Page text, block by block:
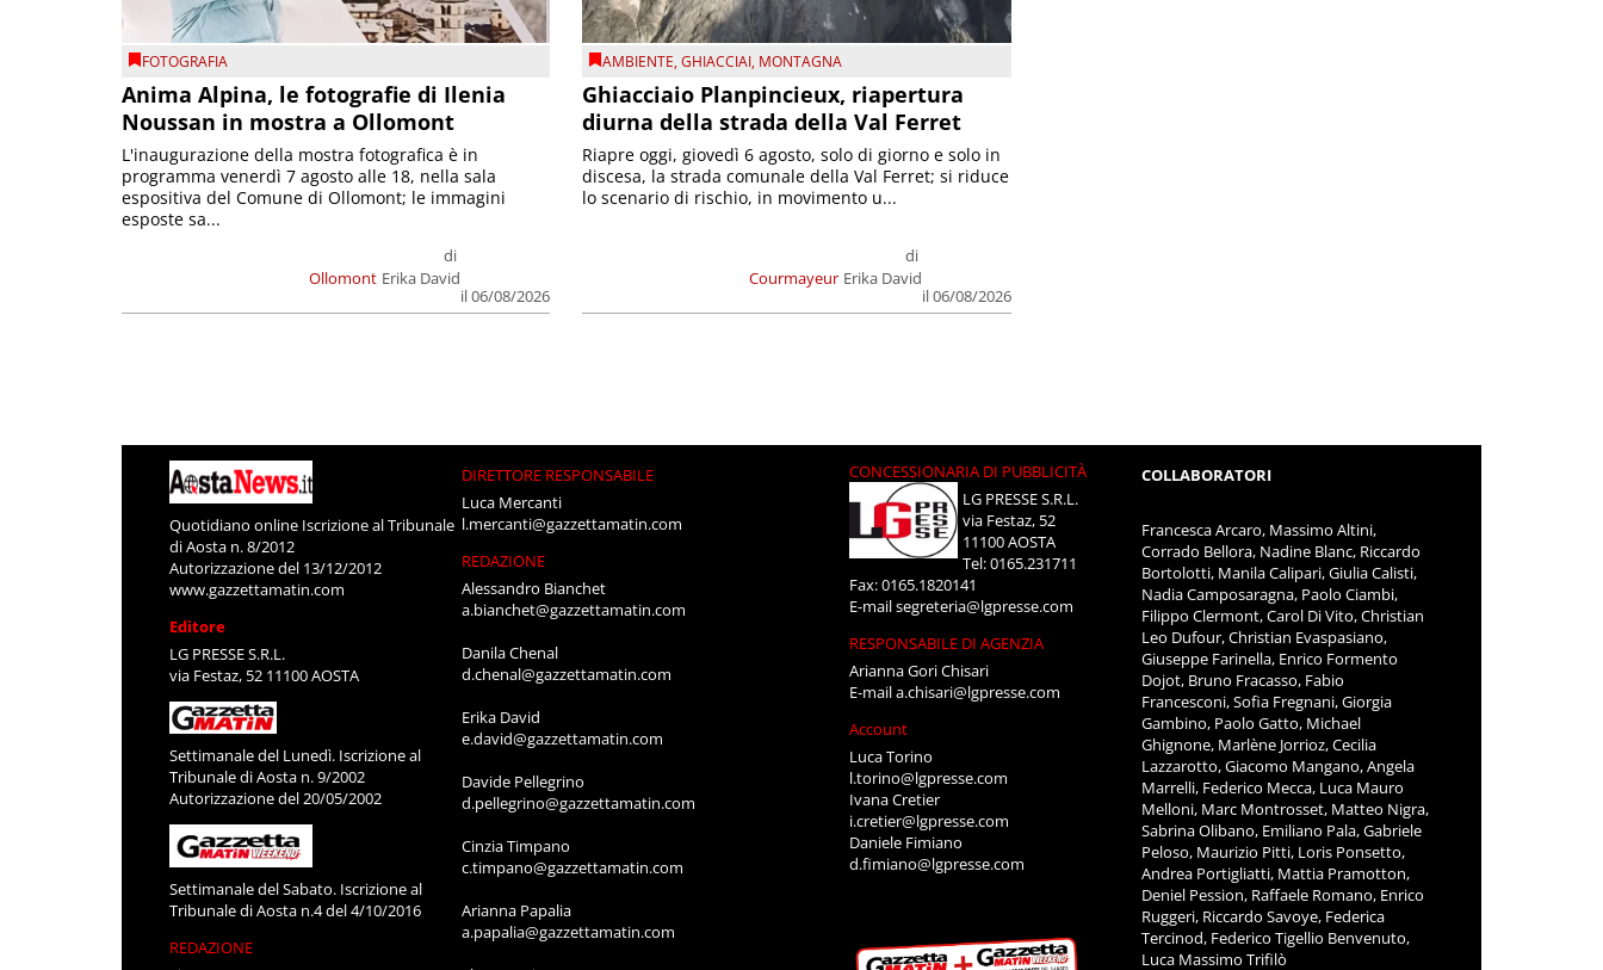
FOTOGRAFIA
Anima Alpina, le fotografie di Ilenia
Noussan in mostra a Ollomont
Ollomont
di
Erika David
il 06/08/2026
L'inaugurazione della mostra fotografica è in
programma venerdì 7 agosto alle 18, nella sala
espositiva del Comune di Ollomont; le immagini
esposte sa...
AMBIENTE,GHIACCIAI, MONTAGNA
Ghiacciaio Planpincieux, riapertura
diurna della strada della Val Ferret
Courmayeur
di
Erika David
il 06/08/2026
Riapre oggi, giovedì 6 agosto, solo di giorno e solo in
discesa, la strada comunale della Val Ferret; si riduce
lo scenario di rischio, in movimento u...
Quotidiano online Iscrizione al Tribunale
di Aosta n. 8/2012
Autorizzazione del 13/12/2012
www.gazzettamatin.com
Editore
LG PRESSE S.R.L.
via Festaz, 52 11100 AOSTA
Settimanale del Lunedì. Iscrizione al
Tribunale di Aosta n. 9/2002
Autorizzazione del 20/05/2002
Settimanale del Sabato. Iscrizione al
Tribunale di Aosta n.4 del 4/10/2016
REDAZIONE
DIRETTORE RESPONSABILE
Luca Mercanti
l.mercanti@gazzettamatin.com
REDAZIONE
Alessandro Bianchet
a.bianchet@gazzettamatin.com
Danila Chenal
d.chenal@gazzettamatin.com
Erika David
e.david@gazzettamatin.com
Davide Pellegrino
d.pellegrino@gazzettamatin.com
Cinzia Timpano
c.timpano@gazzettamatin.com
Arianna Papalia
a.papalia@gazzettamatin.com
CONCESSIONARIA DI PUBBLICITÀ
LG PRESSE S.R.L.
via Festaz, 52
11100 AOSTA
Tel: 0165.231711
Fax: 0165.1820141
E-mailsegreteria@lgpresse.com
RESPONSABILE DI AGENZIA
Arianna Gori Chisari
E-maila.chisari@lgpresse.com
Account
Luca Torino
l.torino@lgpresse.com
Ivana Cretier
i.cretier@lgpresse.com
Daniele Fimiano
d.fimiano@lgpresse.com
COLLABORATORI
Francesca Arcaro, Massimo Altini,
Corrado Bellora, Nadine Blanc, Riccardo
Bortolotti, Manila Calipari, Giulia Calisti,
Nadia Camposaragna, Paolo Ciambi,
Filippo Clermont, Carol Di Vito, Christian
Leo Dufour, Christian Evaspasiano,
Giuseppe Farinella, Enrico Formento
Dojot, Bruno Fracasso, Fabio
Francesconi, Sofia Fregnani, Giorgia
Gambino, Paolo Gatto, Michael
Ghignone, Marlène Jorrioz, Cecilia
Lazzarotto, Giacomo Mangano, Angela
Marrelli, Federico Mecca, Luca Mauro
Melloni, Marc Montrosset, Matteo Nigra,
Sabrina Olibano, Emiliano Pala, Gabriele
Peloso, Maurizio Pitti, Loris Ponsetto,
Andrea Portigliatti, Mattia Pramotton,
Deniel Pession, Raffaele Romano, Enrico
Ruggeri, Riccardo Savoye, Federica
Tercinod, Federico Tigellio Benvenuto,
Luca Massimo Trifilò